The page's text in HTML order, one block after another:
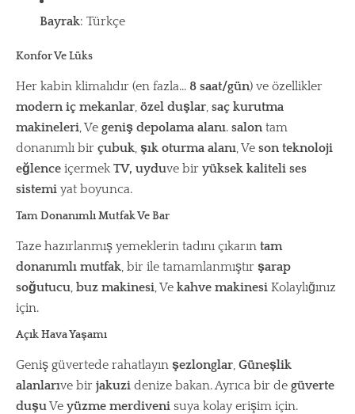
Bayrak: Türkçe
Konfor Ve Lüks
Her kabin klimalıdır (en fazla... 8 saat/gün) ve özellikler
modern iç mekanlar, özel duşlar, saç kurutma
makineleri, Ve geniş depolama alanı. salon tam
donanımlı bir çubuk, şık oturma alanı, Ve son teknoloji
eğlence içermekTV, uyduve bir yüksek kaliteli ses
sistemi yat boyunca.
Tam Donanımlı Mutfak Ve Bar
Taze hazırlanmış yemeklerin tadını çıkarın tam
donanımlı mutfak, bir ile tamamlanmıştır şarap
soğutucu, buz makinesi, Ve kahve makinesi Kolaylığınız
için.
Açık Hava Yaşamı
Geniş güvertede rahatlayın şezlonglar, Güneşlik
alanlarıve bir jakuzi denize bakan. Ayrıca bir de güverte
duşuVe yüzme merdiveni suya kolay erişim için.